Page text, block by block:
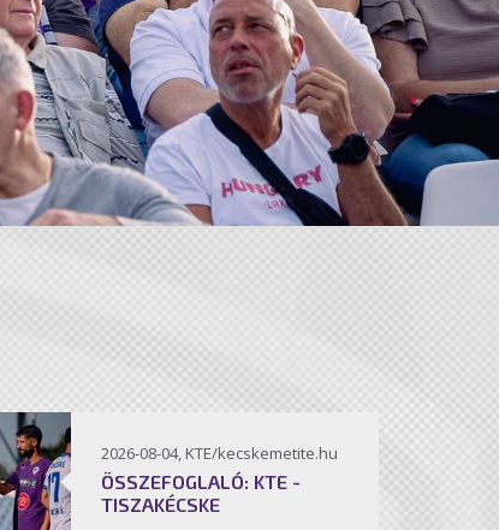
2026-08-04, KTE/kecskemetite.hu
ÖSSZEFOGLALÓ: KTE -
TISZAKÉCSKE